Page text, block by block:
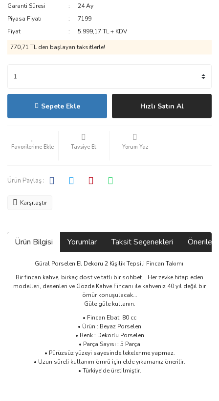
Garanti Süresi
24 Ay
Piyasa Fiyatı
7199
Fiyat
5.999,17 TL + KDV
770,71 TL den başlayan taksitlerle!
Sepete Ekle Hızlı Satın Al
Tavsiye Et Yorum Yaz
Ürün Paylaş :
Karşılaştır
Ürün Bilgisi Yorumlar Taksit Seçenekleri
Güral Porselen El Dekoru 2 Kişilik Tepsili Fincan Takımı
Bir fincan kahve, birkaç dost ve tatlı bir sohbet... Her zevke hitap eden
modelleri, desenleri ve Gözde Kahve Fincanı ile kahveniz 40 yıl değil bir
ömür konuşulacak...
Güle güle kullanın.
• Fincan Ebat: 80 cc
• Ürün : Beyaz Porselen
• Renk : Dekorlu Porselen
• Parça Sayısı : 5 Parça
• Pürüzsüz yüzeyi sayesinde lekelenme yapmaz.
• Uzun süreli kullanım ömrü için elde yıkamanız önerilir.
• Türkiye'de üretilmiştir.